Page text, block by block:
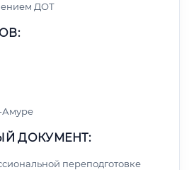
ДОТ
Амуре
ДОКУМЕНТ:
переподготовке